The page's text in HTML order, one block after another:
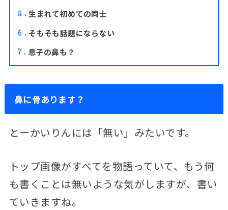
5 生まれて初めての同士
6 そもそも話題にならない
7 息子の鼻も？
鼻に骨あります？
とーかいりんには「無い」みたいです。
トップ画像がすべてを物語っていて、もう何
も書くことは無いような気がしますが、書い
ていきますね。